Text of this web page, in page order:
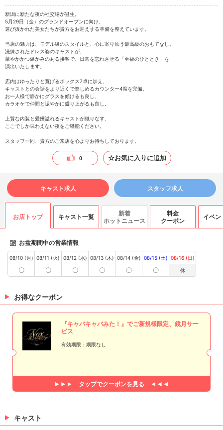
新潟に新たな夜の社交場が誕生。
5月29日（金）のグランドオープンに向け、
選び抜かれた美女たちが貴方をお迎えする準備を整えています。
当店の魅力は、モデル級のスタイルと、心に寄り添う最高級のおもてなし。
洗練されたドレス姿のキャストが、
華やかかつ温かみのある接客で、日常を忘れさせる「至福のひととき」を
演出いたします。
店内はゆったりと寛げるボックス7卓に加え、
キャストとの会話をより近くで楽しめるカウンター4席を完備。
お一人様で静かにグラスを傾けるも良し、
カラオケで仲間と賑やかに盛り上がるも良し。
上質な内装と愛嬌溢れるキャストが織りなす、
ここでしか味わえない夜をご堪能ください。
スタッフ一同、貴方のご来店を心よりお待ちしております。
0 ☆お気に入りに追加
キャスト求人 スタッフ求人
お店トップ キャスト一覧
新着
ホットニュース
料金
クーポン
イベン
お盆期間中の営業情報
08/10 (月)
〇
08/11 (火)
〇
08/12 (水)
〇
08/13 (木)
〇
08/14 (金)
〇
08/15 (土)
〇
08/16 (日)
休
お得なクーポン
『キャバキャバみた！』でご新規様限定、鏡月サー
ビス
有効期限：期限なし
タップでクーポンを見る
キャスト